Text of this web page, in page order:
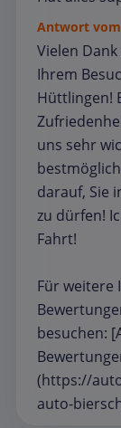
Antwort
Vielen
Ihrem
Hüttlingen!
uns sehr
darauf, Sie
zu dürfen!
Fahrt!
Für weitere
besuchen:
(https://
auto-